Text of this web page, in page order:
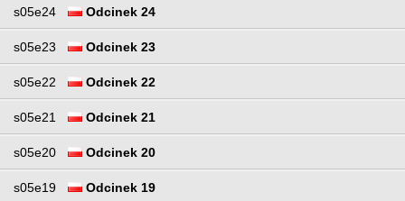
s05e24 Odcinek 24
s05e23 Odcinek 23
s05e22 Odcinek 22
s05e21 Odcinek 21
s05e20 Odcinek 20
s05e19 Odcinek 19